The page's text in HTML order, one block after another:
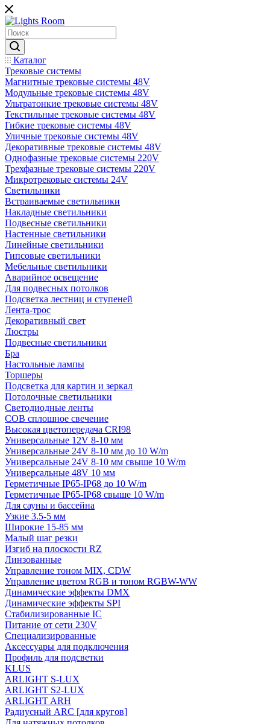
Каталог
Трековые системы
Магнитные трековые системы 48V
Модульные трековые системы 48V
Ультратонкие трековые системы 48V
Текстильные трековые системы 48V
Гибкие трековые системы 48V
Уличные трековые системы 48V
Декоративные трековые системы 48V
Однофазные трековые системы 220V
Трехфазные трековые системы 220V
Микротрековые системы 24V
Светильники
Встраиваемые светильники
Накладные светильники
Подвесные светильники
Настенные светильники
Линейные светильники
Гипсовые светильники
Мебельные светильники
Аварийное освещение
Для подвесных потолков
Подсветка лестниц и ступеней
Лента-трос
Декоративный свет
Люстры
Подвесные светильники
Бра
Настольные лампы
Торшеры
Подсветка для картин и зеркал
Потолочные светильники
Светодиодные ленты
COB сплошное свечение
Высокая цветопередача CRI98
Универсальные 12V 8-10 мм
Универсальные 24V 8-10 мм до 10 W/m
Универсальные 24V 8-10 мм свыше 10 W/m
Универсальные 48V 10 мм
Герметичные IP65-IP68 до 10 W/m
Герметичные IP65-IP68 свыше 10 W/m
Для сауны и бассейна
Узкие 3.5-5 мм
Широкие 15-85 мм
Малый шаг резки
Изгиб на плоскости RZ
Линзованные
Управление тоном MIX, CDW
Управление цветом RGB и тоном RGBW-WW
Динамические эффекты DMX
Динамические эффекты SPI
Стабилизированные IC
Питание от сети 230V
Специализированные
Аксессуары для подключения
Профиль для подсветки
KLUS
ARLIGHT S-LUX
ARLIGHT S2-LUX
ARLIGHT ARH
Радиусный ARC [для кругов]